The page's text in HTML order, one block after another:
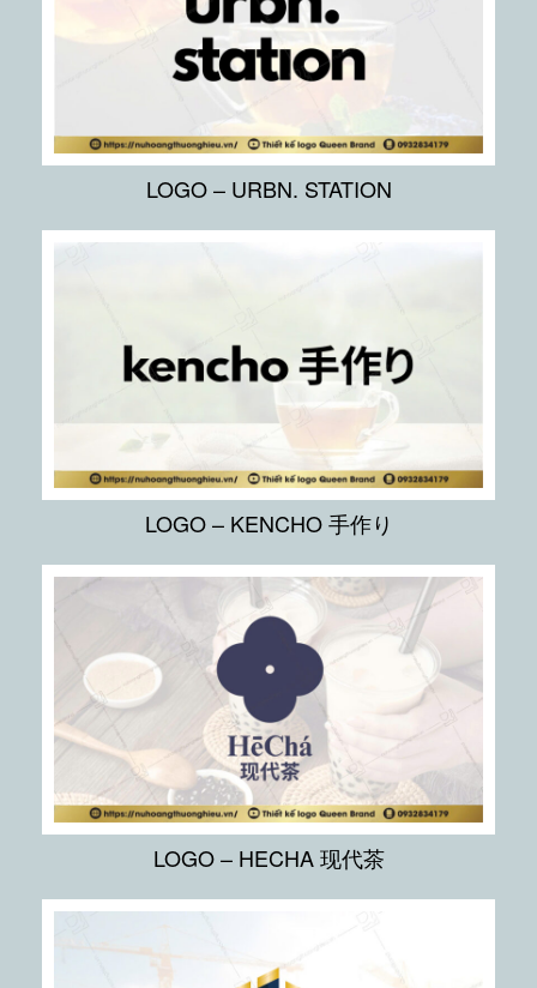
LOGO – URBN. STATION
LOGO – KENCHO 手作り
LOGO – HECHA 现代茶